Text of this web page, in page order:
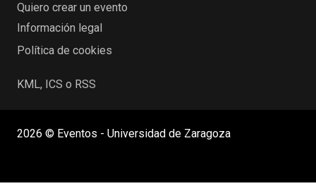
Quiero crear un evento
Información legal
Política de cookies
KML, ICS o RSS
2026 © Eventos - Universidad de Zaragoza